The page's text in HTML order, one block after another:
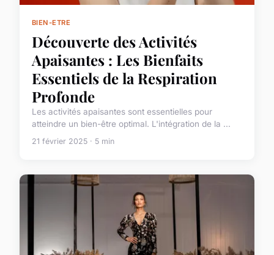
BIEN-ETRE
Découverte des Activités
Apaisantes : Les Bienfaits
Essentiels de la Respiration
Profonde
Les activités apaisantes sont essentielles pour
atteindre un bien-être optimal. L'intégration de la ...
21 février 2025 · 5 min